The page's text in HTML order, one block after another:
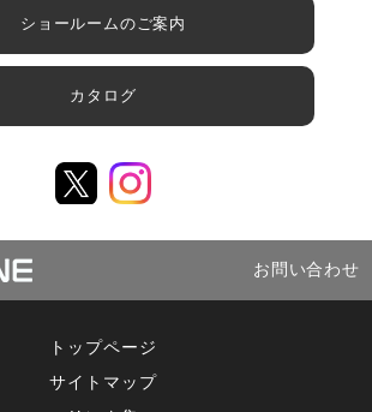
ショールームのご案内
カタログ
お問い合わせ
トップページ
サイトマップ